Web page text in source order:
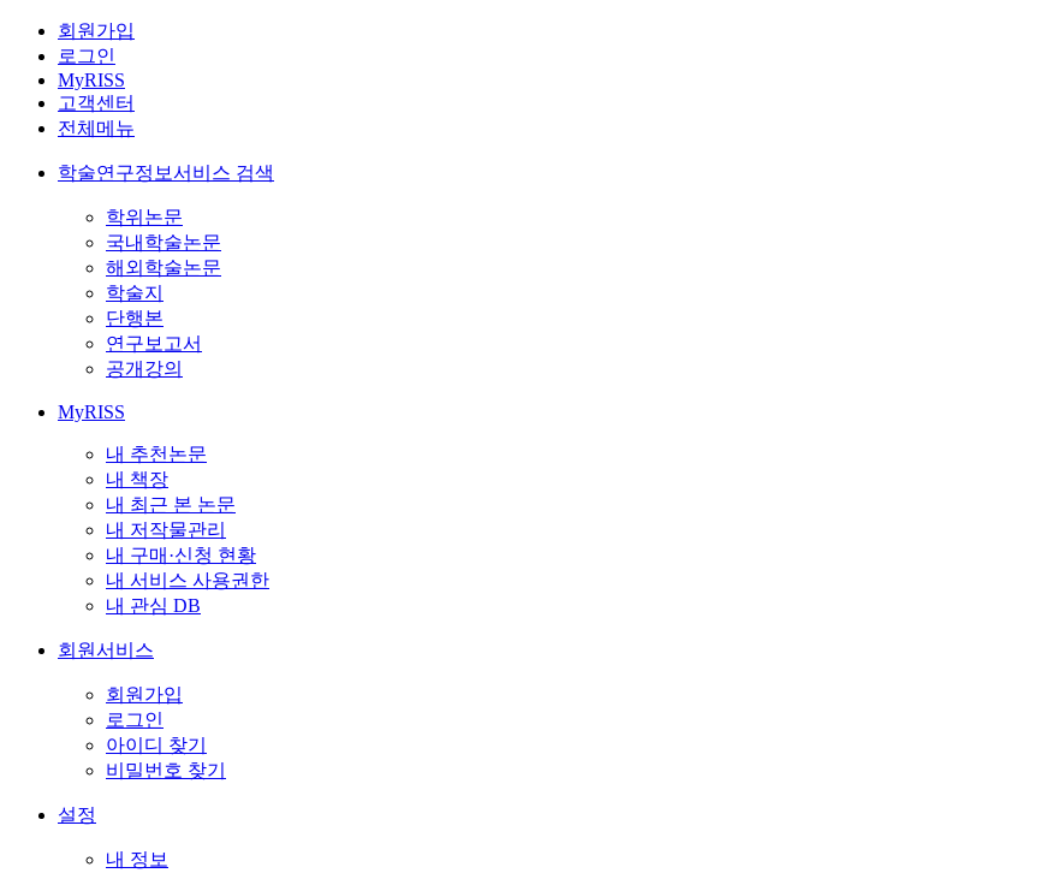
회원가입
로그인
MyRISS
고객센터
전체메뉴
학술연구정보서비스 검색
학위논문
국내학술논문
해외학술논문
학술지
단행본
연구보고서
공개강의
MyRISS
내 추천논문
내 책장
내 최근 본 논문
내 저작물관리
내 구매·신청 현황
내 서비스 사용권한
내 관심 DB
회원서비스
회원가입
로그인
아이디 찾기
비밀번호 찾기
설정
내 정보